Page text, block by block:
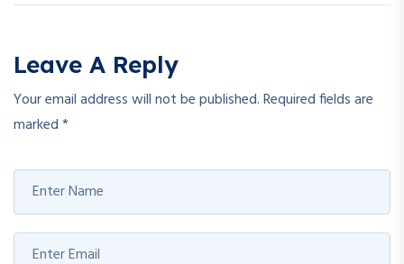
Leave A Reply
Your email address will not be published.Required fields are
marked*